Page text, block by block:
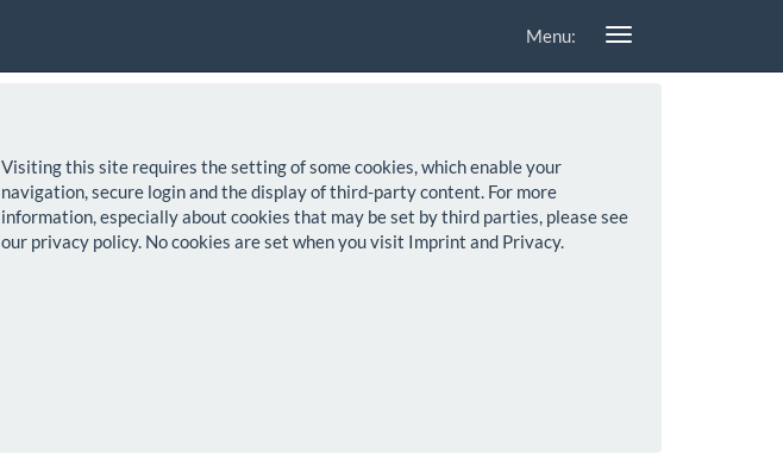
Menu:
Visiting this site requires the setting of some cookies, which enable your
navigation, secure login and the display of third-party content. For more
information, especially about cookies that may be set by third parties, please see
our privacy policy. No cookies are set when you visit Imprint and Privacy.